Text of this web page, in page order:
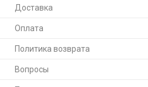
Доставка
Оплата
Политика возврата
Вопросы